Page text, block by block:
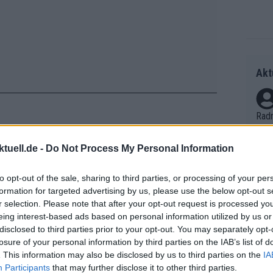
- Do Not Process My Personal Information
opt-out of the sale, sharing to third parties, or processing of your
for targeted advertising by us, please use the below opt-out
selection. Please note that after your opt-out request is processed
interest-based ads based on personal information utilized by us
to third parties prior to your opt-out. You may separately
of your personal information by third parties on the IAB’s list of
This information may also be disclosed by us to third parties on the
Participants that may further disclose it to other third parties.
bestätigt: Am letzten Tour-Tag
Anstiegs auf dem Programm. Nur
Anstiegs vom Ziel auf der
Bruch mit der jahrzehntelangen
ss
et.
Auf
V?